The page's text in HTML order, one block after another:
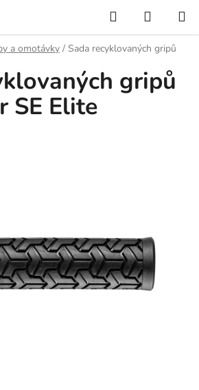
Hledat
KOŠÍK
a omotávky / Sada recyklovaných gripů
gripů
SE Elite